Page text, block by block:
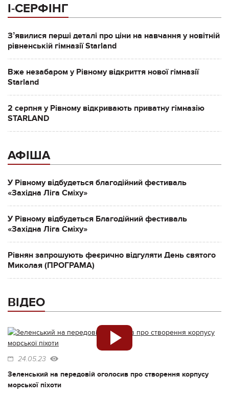
І-СЕРФІНГ
Зʼявилися перші деталі про ціни на навчання у новітній
рівненській гімназії Starland
Вже незабаром у Рівному відкриття нової гімназії
Starland
2 серпня у Рівному відкривають приватну гімназію
STARLAND
АФІША
У Рівному відбудеться благодійний фестиваль
«Західна Ліга Сміху»
У Рівному відбудеться Благодійний фестиваль
«Західна Ліга Сміху»
Рівнян запрошують феєрично відгуляти День святого
Миколая (ПРОГРАМА)
ВІДЕО
24.05.23
Зеленський на передовій оголосив про створення корпусу
морської піхоти